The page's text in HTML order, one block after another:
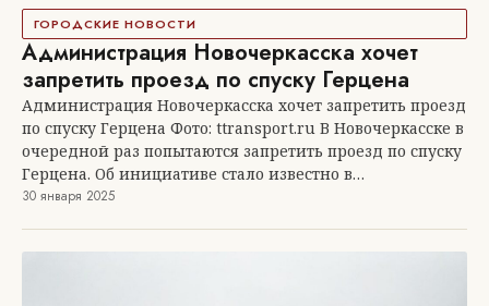
ГОРОДСКИЕ НОВОСТИ
Администрация Новочеркасска хочет
запретить проезд по спуску Герцена
Администрация Новочеркасска хочет запретить проезд
по спуску Герцена Фото: ttransport.ru В Новочеркасске в
очередной раз попытаются запретить проезд по спуску
Герцена. Об инициативе стало известно в…
30 января 2025